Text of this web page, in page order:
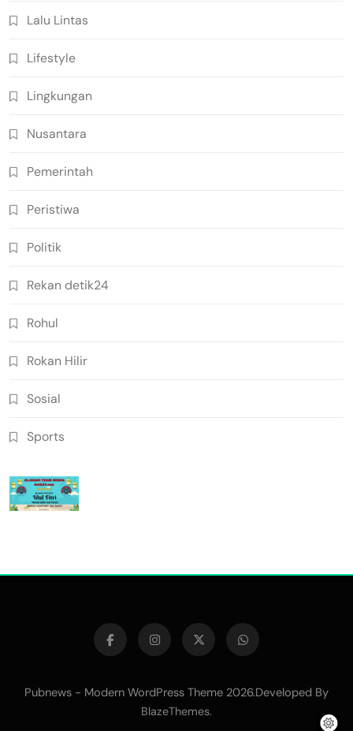
Lalu Lintas
Lifestyle
Lingkungan
Nusantara
Pemerintah
Peristiwa
Politik
Rekan detik24
Rohul
Rokan Hilir
Sosial
Sports
Pubnews - Modern WordPress Theme 2026.Developed By
BlazeThemes.